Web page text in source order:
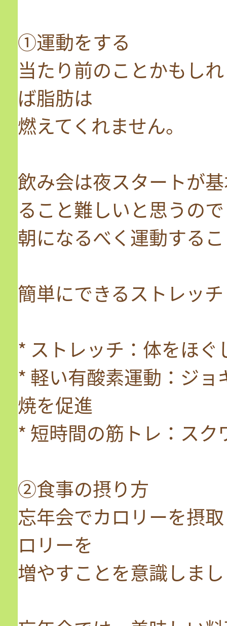
①運動をする
当たり前のことかもし
ば脂肪は
燃えてくれません。
飲み会は夜スタートが
ること難しいと思うので
朝になるべく運動する
簡単にできるストレッチ
* ストレッチ：体をほぐ
* 軽い有酸素運動：ジ
焼を促進
* 短時間の筋トレ：ス
②食事の摂り方
忘年会でカロリーを摂
ロリーを
増やすことを意識しま